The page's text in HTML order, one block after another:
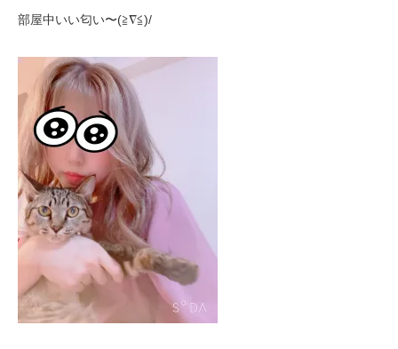
部屋中いい匂い〜(≧∇≦)/